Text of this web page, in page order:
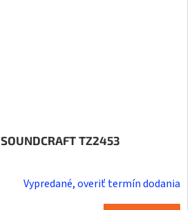
SOUNDCRAFT TZ2453
Vypredané, overiť termín dodania